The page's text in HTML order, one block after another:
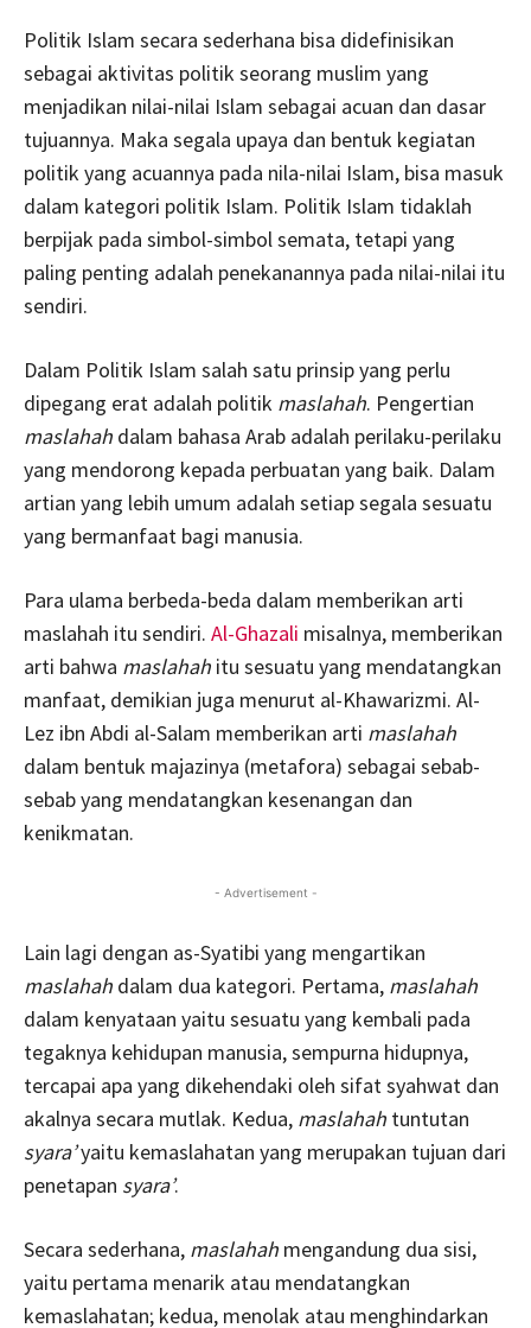
Politik Islam secara sederhana bisa didefinisikan
sebagai aktivitas politik seorang muslim yang
menjadikan nilai-nilai Islam sebagai acuan dan dasar
tujuannya. Maka segala upaya dan bentuk kegiatan
politik yang acuannya pada nila-nilai Islam, bisa masuk
dalam kategori politik Islam. Politik Islam tidaklah
berpijak pada simbol-simbol semata, tetapi yang
paling penting adalah penekanannya pada nilai-nilai itu
sendiri.
Dalam Politik Islam salah satu prinsip yang perlu
dipegang erat adalah politik maslahah. Pengertian
maslahah dalam bahasa Arab adalah perilaku-perilaku
yang mendorong kepada perbuatan yang baik. Dalam
artian yang lebih umum adalah setiap segala sesuatu
yang bermanfaat bagi manusia.
Para ulama berbeda-beda dalam memberikan arti
maslahah itu sendiri. Al-Ghazali misalnya, memberikan
arti bahwa maslahah itu sesuatu yang mendatangkan
manfaat, demikian juga menurut al-Khawarizmi. Al-
Lez ibn Abdi al-Salam memberikan arti maslahah
dalam bentuk majazinya (metafora) sebagai sebab-
sebab yang mendatangkan kesenangan dan
kenikmatan.
- Advertisement -
Lain lagi dengan as-Syatibi yang mengartikan
maslahah dalam dua kategori. Pertama, maslahah
dalam kenyataan yaitu sesuatu yang kembali pada
tegaknya kehidupan manusia, sempurna hidupnya,
tercapai apa yang dikehendaki oleh sifat syahwat dan
akalnya secara mutlak. Kedua, maslahah tuntutan
syara’yaitu kemaslahatan yang merupakan tujuan dari
penetapan syara’.
Secara sederhana, maslahah mengandung dua sisi,
yaitu pertama menarik atau mendatangkan
kemaslahatan; kedua, menolak atau menghindarkan